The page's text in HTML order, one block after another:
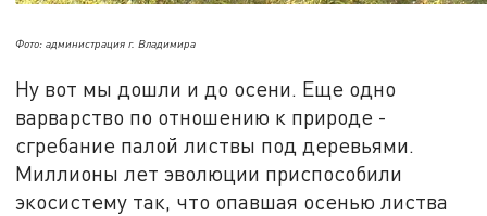
Фото: администрация г. Владимира
Ну вот мы дошли и до осени. Еще одно
варварство по отношению к природе -
сгребание палой листвы под деревьями.
Миллионы лет эволюции приспособили
экосистему так, что опавшая осенью листва